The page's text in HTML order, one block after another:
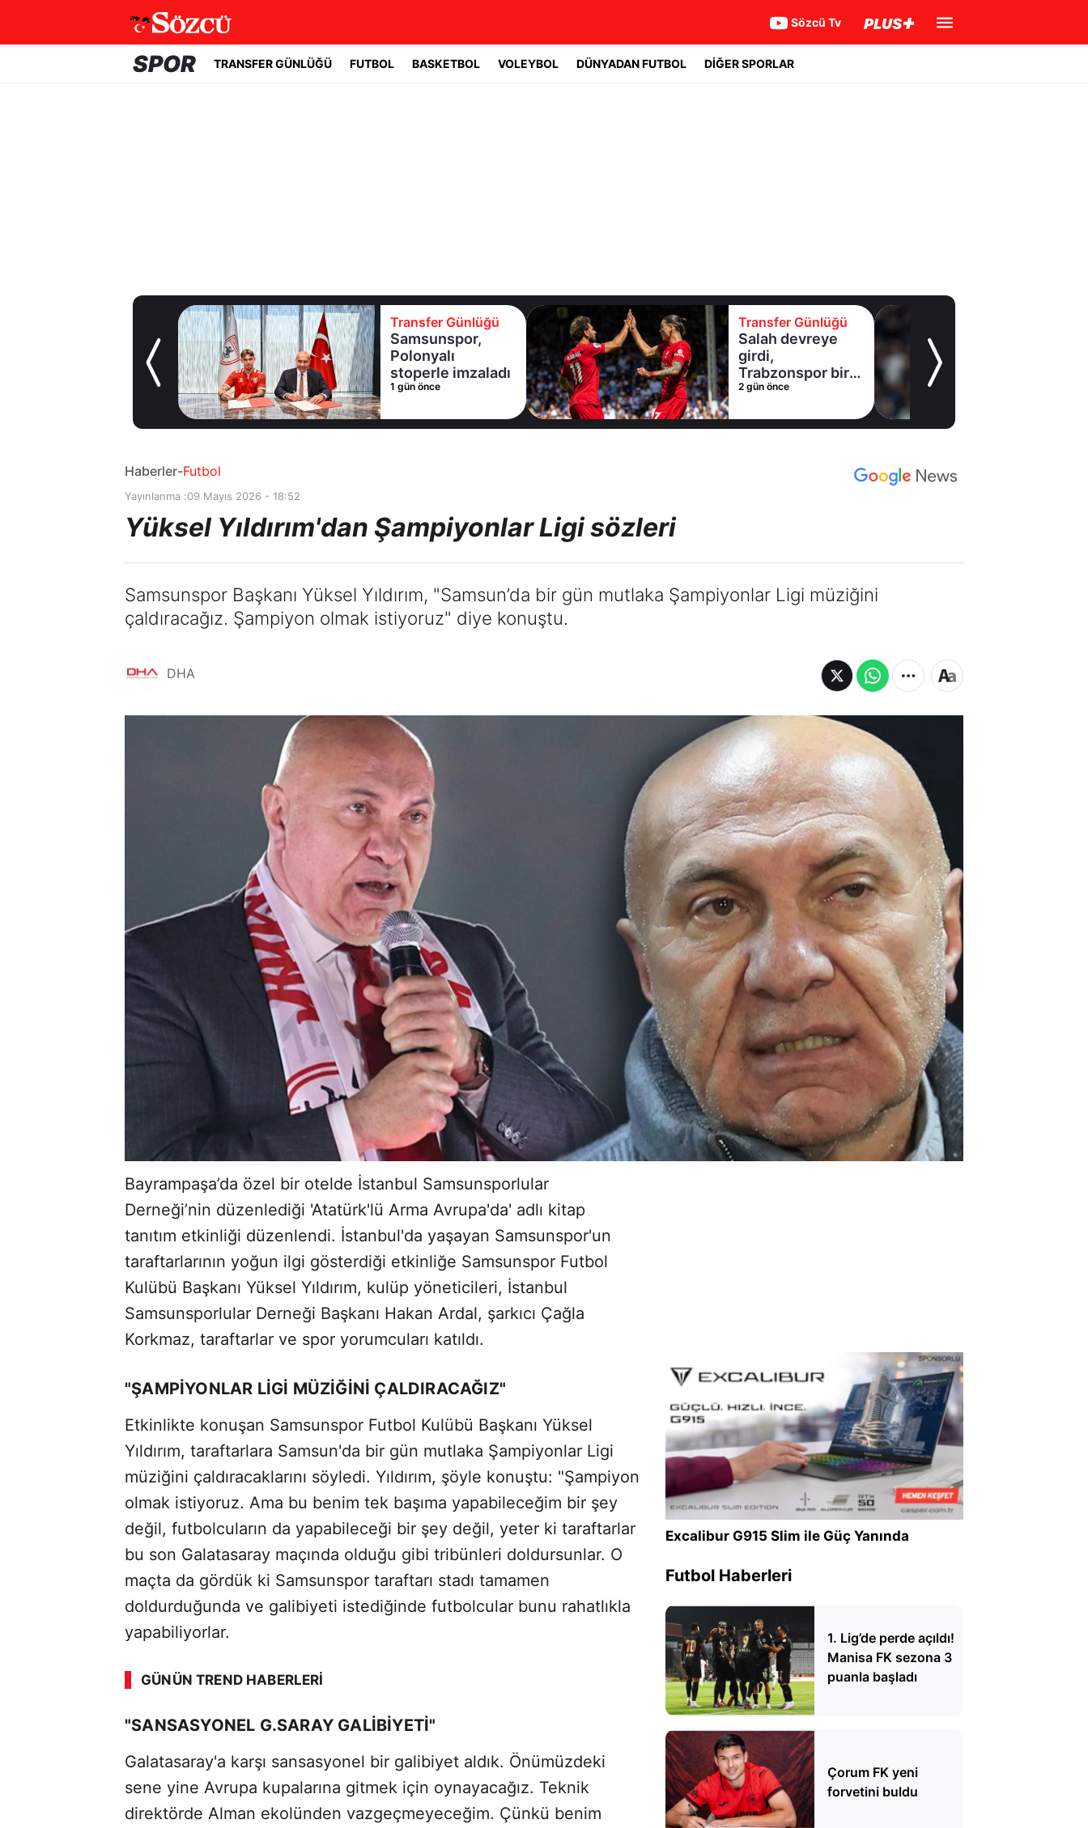
Sözcü Tv
SPOR TRANSFER GÜNLÜĞÜ FUTBOL BASKETBOL VOLEYBOL DÜNYADAN FUTBOL DİĞER SPORLAR
Transfer Günlüğü
Samsunspor,
stoperle imzaladı
Transfer Günlüğü
Salah devreye
girdi,
Trabzonspor bir
yıldızı daha bitirdi
2 gün önce
Transfer Günlüğü
Yıldız oyuncudan
Fenerbahçe'ye
müjde! Ayrılmak
istiyor
2 gün önce
Haberler-Futbol
Yayınlanma :09 Mayıs 2026 - 18:52
Yüksel Yıldırım'dan Şampiyonlar Ligi sözleri
Samsunspor Başkanı Yüksel Yıldırım, "Samsun’da bir gün mutlaka Şampiyonlar Ligi müziğini
çaldıracağız. Şampiyon olmak istiyoruz" diye konuştu.
DHA
Bayrampaşa’da özel bir otelde İstanbul Samsunsporlular
Derneği’nin düzenlediği 'Atatürk'lü Arma Avrupa'da' adlı kitap
tanıtım etkinliği düzenlendi. İstanbul'da yaşayan Samsunspor'un
taraftarlarının yoğun ilgi gösterdiği etkinliğe Samsunspor Futbol
Kulübü Başkanı Yüksel Yıldırım, kulüp yöneticileri, İstanbul
Samsunsporlular Derneği Başkanı Hakan Ardal, şarkıcı Çağla
Korkmaz, taraftarlar ve spor yorumcuları katıldı.
"ŞAMPİYONLAR LİGİ MÜZİĞİNİ ÇALDIRACAĞIZ"
Etkinlikte konuşan Samsunspor Futbol Kulübü Başkanı Yüksel
Yıldırım, taraftarlara Samsun'da bir gün mutlaka Şampiyonlar Ligi
müziğini çaldıracaklarını söyledi. Yıldırım, şöyle konuştu: "Şampiyon
olmak istiyoruz. Ama bu benim tek başıma yapabileceğim bir şey
değil, futbolcuların da yapabileceği bir şey değil, yeter ki taraftarlar
bu son Galatasaray maçında olduğu gibi tribünleri doldursunlar. O
maçta da gördük ki Samsunspor taraftarı stadı tamamen
doldurduğunda ve galibiyeti istediğinde futbolcular bunu rahatlıkla
yapabiliyorlar.
GÜNÜN TREND HABERLERI
"SANSASYONEL G.SARAY GALİBİYETİ"
Galatasaray'a karşı sansasyonel bir galibiyet aldık. Önümüzdeki
sene yine Avrupa kupalarına gitmek için oynayacağız. Teknik
direktörde Alman ekolünden vazgeçmeyeceğim. Çünkü benim
Excalibur G915 Slim ile Güç Yanında
Futbol Haberleri
1. Lig’de perde açıldı!
Manisa FK sezona 3
puanla başladı
Çorum FK yeni
forvetini buldu